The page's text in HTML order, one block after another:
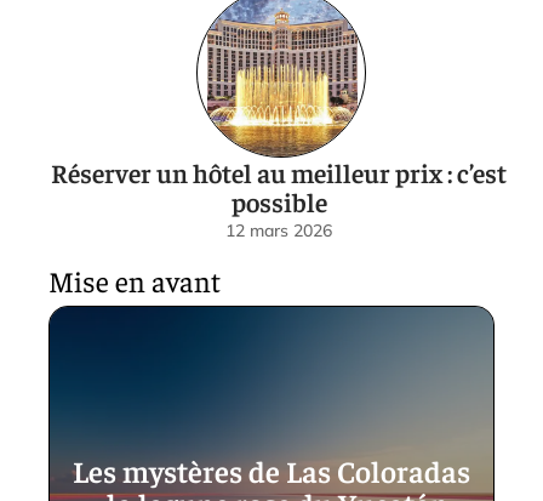
Réserver un hôtel au meilleur prix : c’est
possible
12 mars 2026
Mise en avant
Les mystères de Las Coloradas